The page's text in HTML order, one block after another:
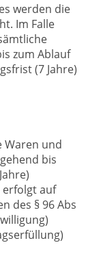
werden die
Im Falle
zum Ablauf
(7 Jahre)
Waren und
bis
erfolgt auf
des § 96 Abs